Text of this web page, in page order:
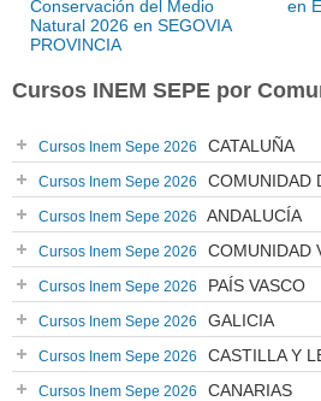
Conservación del Medio
Natural 2026 en SEGOVIA
PROVINCIA
en
Cursos INEM SEPE por
Cursos Inem Sepe 2026 CATALUÑA
Cursos Inem Sepe 2026 COMUNIDAD
Cursos Inem Sepe 2026 ANDALUCÍA
Cursos Inem Sepe 2026 COMUNIDAD
Cursos Inem Sepe 2026 PAÍS VASCO
Cursos Inem Sepe 2026 GALICIA
Cursos Inem Sepe 2026 CASTILLA Y
Cursos Inem Sepe 2026 CANARIAS